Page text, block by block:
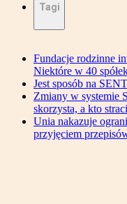
Tagi
Fundacje rodzinne
Niektóre w 40
Jest sposób na
Zmiany w systemie
skorzysta, a kto straci
Unia nakazuje
przyjęciem